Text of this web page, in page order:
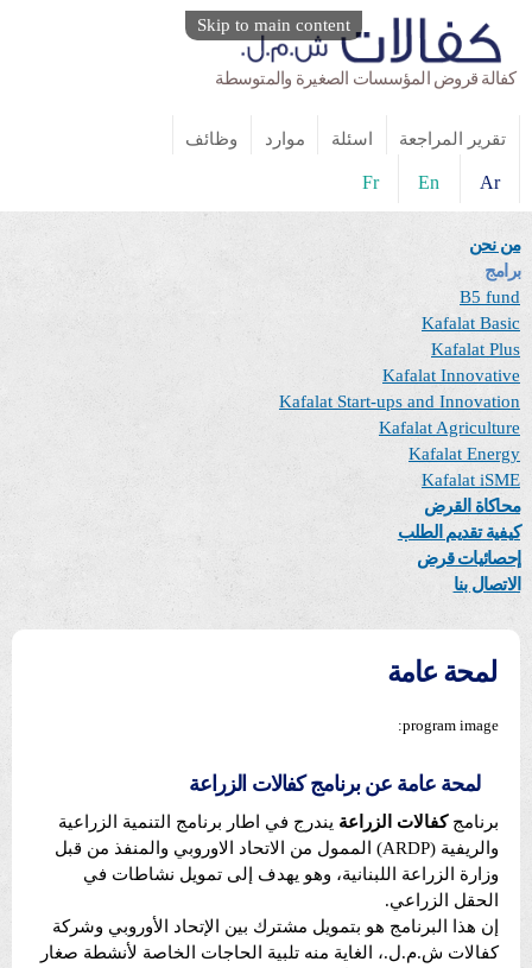
Skip to main content
كفالة قروض المؤسسات الصغيرة والمتوسطة
تقرير المراجعة اسئلة موارد وظائف
Ar
En
Fr
من نحن
برامج
B5 fund
Kafalat Basic
Kafalat Plus
Kafalat Innovative
Kafalat Start-ups and Innovation
Kafalat Agriculture
Kafalat Energy
Kafalat iSME
محاكاة القرض
كيفية تقديم الطلب
إحصائيات قرض
الاتصال بنا
لمحة عامة
program image:
لمحة عامة عن برنامج كفالات الزراعة
برنامجكفالات الزراعة يندرج في اطار برنامج التنمية الزراعية
والريفية (ARDP)
الممول من الاتحاد الاوروبي والمنفذ من قبل
وزارة الزراعة اللبنانية، وهو يهدف إلى تمويل نشاطات في
الحقل الزراعي.
إن هذا البرنامج هو بتمويل مشترك بين الإتحاد الأوروبي وشركة
كفالات ش.م.ل.، الغاية منه تلبية الحاجات الخاصة لأنشطة صغار